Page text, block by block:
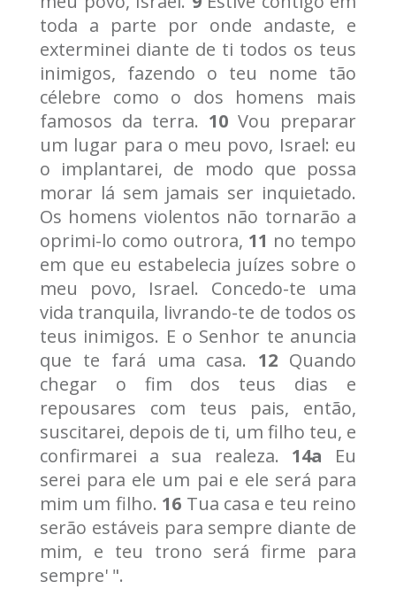
toda a parte por onde andaste, e
exterminei diante de ti todos os teus
inimigos, fazendo o teu nome tão
célebre como o dos homens mais
famosos da terra. 10 Vou preparar
um lugar para o meu povo, Israel: eu
o implantarei, de modo que possa
morar lá sem jamais ser inquietado.
Os homens violentos não tornarão a
oprimi-lo como outrora, 11 no tempo
em que eu estabelecia juízes sobre o
meu povo, Israel. Concedo-te uma
vida tranquila, livrando-te de todos os
teus inimigos. E o Senhor te anuncia
que te fará uma casa. 12 Quando
chegar o fim dos teus dias e
repousares com teus pais, então,
suscitarei, depois de ti, um filho teu, e
confirmarei a sua realeza. 14a Eu
serei para ele um pai e ele será para
mim um filho. 16 Tua casa e teu reino
serão estáveis para sempre diante de
mim, e teu trono será firme para
sempre' ".